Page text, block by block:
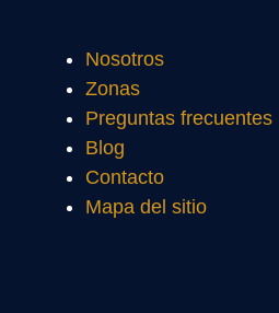
Nosotros
Zonas
Preguntas frecuentes
Blog
Contacto
Mapa del sitio